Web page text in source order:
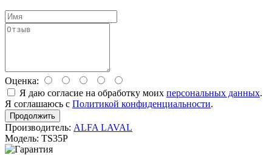
Оценка:
Я даю согласие на обработку моих персональных данных.
Я соглашаюсь с Политикой конфиденциальности.
Продолжить
Производитель: ALFA LAVAL
Модель: TS35P